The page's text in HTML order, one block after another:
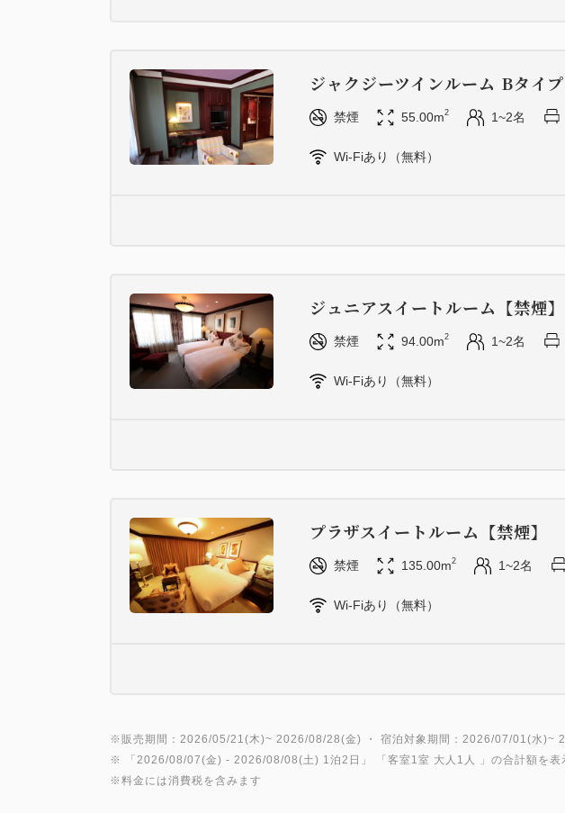
ジャクジーツインルーム Bタイプ
禁煙 55.00m2 1~2名
Wi-Fiあり（無料）
ジュニアスイートルーム【禁煙】
禁煙 94.00m2 1~2名
Wi-Fiあり（無料）
プラザスイートルーム【禁煙】
禁煙 135.00m2 1~2名
Wi-Fiあり（無料）
※販売期間：2026/05/21(木)~ 2026/08/28(金) ・ 宿泊対象期間：2026/07/01(水)~
※ 「 2026/08/07(金) - 2026/08/08(土) 1泊2日 」 「 客室1室 大人1人
」の合計額を表
※料金には消費税を含みます